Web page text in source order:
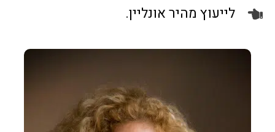
לייעוץ מהיר אונליין.